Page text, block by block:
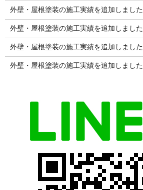
外壁・屋根塗装の施工実績を追加しました
外壁・屋根塗装の施工実績を追加しました
外壁・屋根塗装の施工実績を追加しました
外壁・屋根塗装の施工実績を追加しました